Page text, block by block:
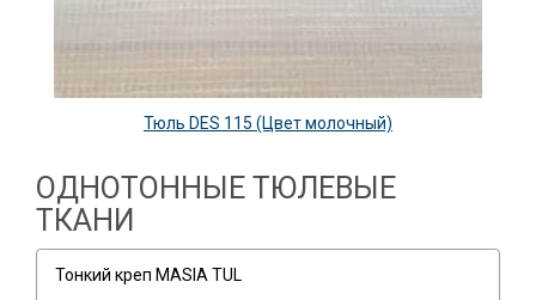
Тюль DES 115 (Цвет молочный)
ОДНОТОННЫЕ ТЮЛЕВЫЕ
ТКАНИ
Тонкий креп MASIA TUL